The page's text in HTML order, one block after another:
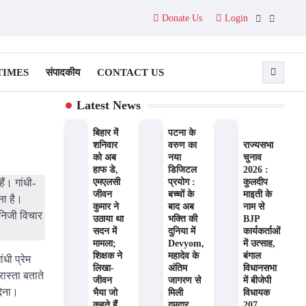
Donate Us Login
Facebook
Twitter
संपादकीय CONTACT US
गांधी-
है।
विचार
प्रेम
बताते
Latest News
बिहार में
शनिवार
को अब
हाफ डे,
एमएलसी
जीवन
कुमार ने
उठाया था
सदन में
मामला;
शिक्षक ने
लिखा-
जीवन
भैया जो
पटना के
वरुण का
नया
डिजिटल
प्रयोग :
बच्चों के
बाद अब
भक्ति की
दुनिया में
Devyom,
महादेव के
अंतिम
जागरण से
मिली
राज्यसभा
चुनाव
2026 :
कुलदीप
माइती के
नाम से
BJP
कार्यकर्ताओं
में उत्साह,
बंगाल
विधानसभा
में बीजेपी
विधायक